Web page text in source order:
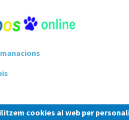
cookies al web per